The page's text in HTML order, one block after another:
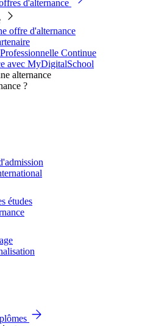
d'alternance
offre d'alternance
Continue
avec MyDigitalSchool
?
études